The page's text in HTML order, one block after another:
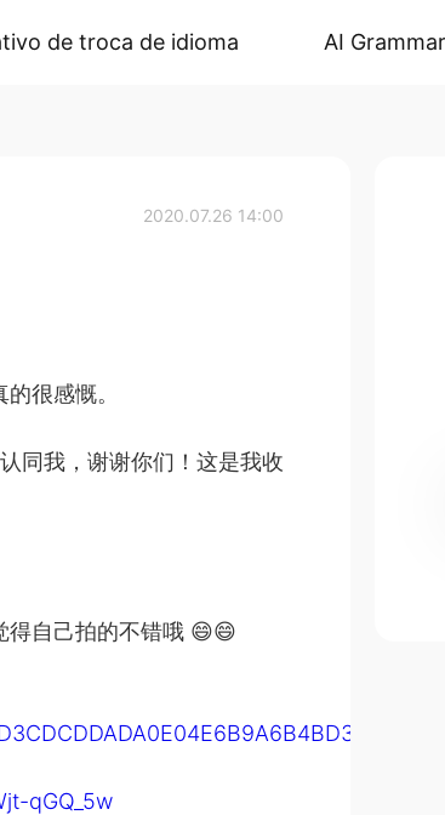
de troca de idioma AI
2020.07.26 14:00
很感慨。
同我，谢谢你们！这是我收
得自己拍的不错哦 😄😄
qGQ_5w